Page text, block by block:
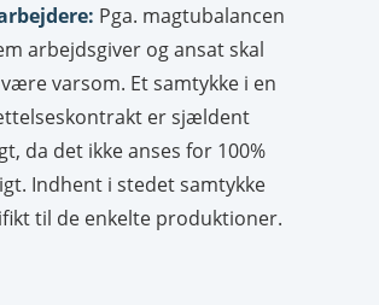
Pga. magtubalancen
arbejdsgiver og ansat skal
varsom. Et samtykke i en
er sjældent
da det ikke anses for 100%
Indhent i stedet samtykke
til de enkelte produktioner.